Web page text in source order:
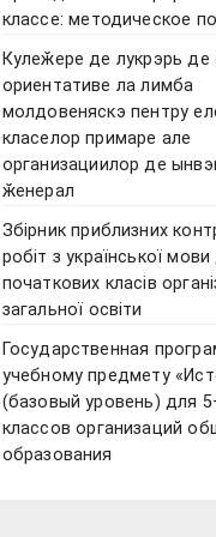
классе: методическое
Кулеӂере де лукрэрь де
ориентативе ла лимба
молдовеняскэ пентру
класелор примаре але
организациилор де
ӂенерал
Збірник приблизних
робіт з української мови
початкових класів
загальної освіти
Государственная
учебному предмету
(базовый уровень) для
классов организаций
образования